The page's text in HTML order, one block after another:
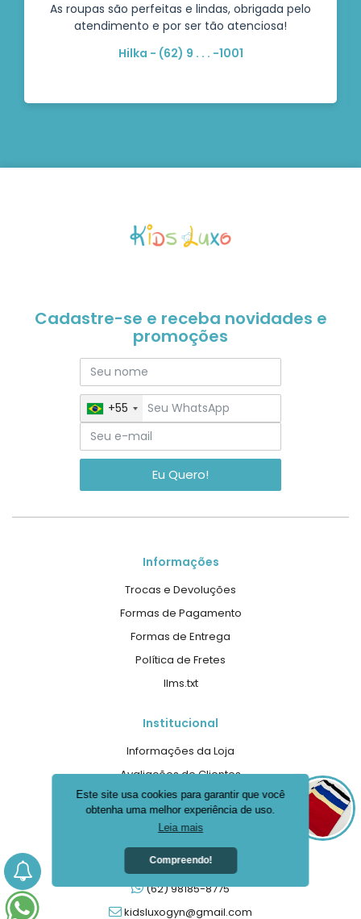
Este site usa cookies para garantir que você
obtenha uma melhor experiência de uso.
Leia mais
Compreendo!
As roupas são perfeitas e lindas, obrigada pelo
atendimento e por ser tão atenciosa!
Hilka - (62) 9 . . . -1001
Cadastre-se e receba novidades e
promoções
+55
Eu Quero!
Informações
Trocas e Devoluções
Formas de Pagamento
Formas de Entrega
Política de Fretes
llms.txt
Institucional
Informações da Loja
Avaliações de Clientes
Termos de Privacidade
Termos de Garantia
Atendimento
(62) 98185-8775
kidsluxogyn@gmail.com